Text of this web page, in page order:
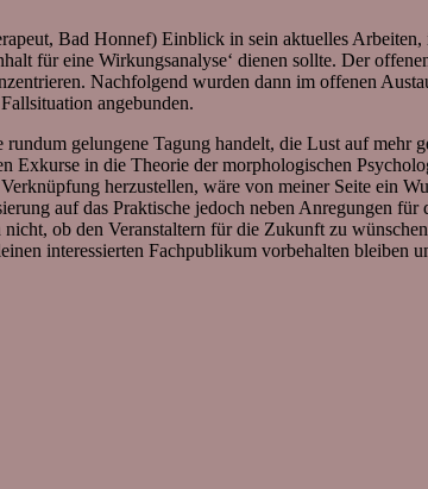
Bad Honnef) Einblick in sein aktuelles
für eine Wirkungsanalyse‘ dienen sollte. Der
Nachfolgend wurden dann im offenen
angebunden.
gelungene Tagung handelt, die Lust auf
Exkurse in die Theorie der morphologischen
herzustellen, wäre von meiner Seite ein
auf das Praktische jedoch neben Anregungen
ob den Veranstaltern für die Zukunft zu
interessierten Fachpublikum vorbehalten